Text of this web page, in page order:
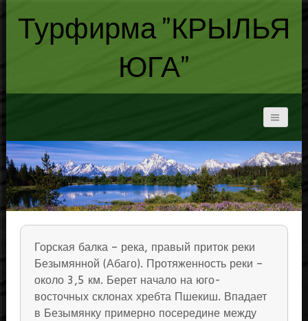
Турфирма "КРЫЛЬЯ
ЮГА"
Горская балка – река, правый приток реки
Безымянной (Абаго). Протяженность реки –
около 3,5 км. Берет начало на юго-
восточных склонах хребта Пшекиш. Впадает
в Безымянку примерно посередине между